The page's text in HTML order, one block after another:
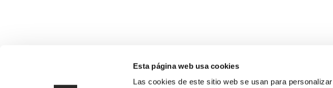
Esta página web usa cookies
Las cookies de este sitio web se usan para